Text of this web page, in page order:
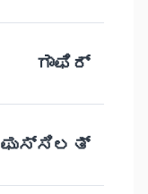
ಗಾಫಿರ್
ಫುಸ್ಸಿಲತ್